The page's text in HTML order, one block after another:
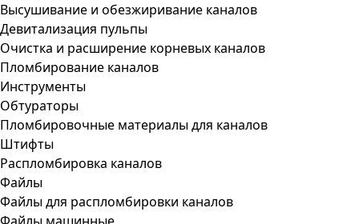
Высушивание и обезжиривание каналов
Девитализация пульпы
Очистка и расширение корневых каналов
Пломбирование каналов
Инструменты
Обтураторы
Пломбировочные материалы для каналов
Штифты
Распломбировка каналов
Файлы
Файлы для распломбировки каналов